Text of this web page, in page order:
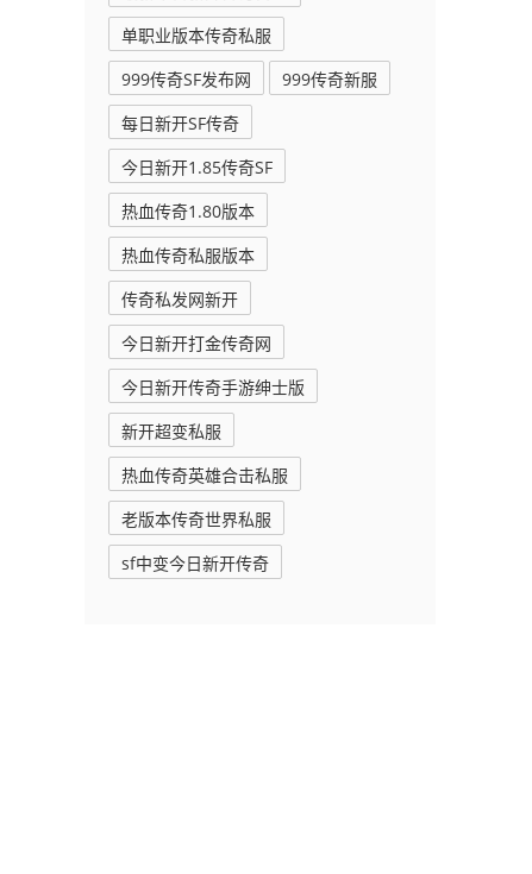
单职业版本传奇私服
999传奇SF发布网
999传奇新服
每日新开SF传奇
今日新开1.85传奇SF
热血传奇1.80版本
热血传奇私服版本
传奇私发网新开
今日新开打金传奇网
今日新开传奇手游绅士版
新开超变私服
热血传奇英雄合击私服
老版本传奇世界私服
sf中变今日新开传奇